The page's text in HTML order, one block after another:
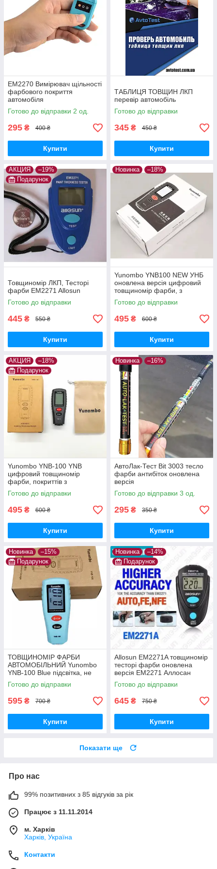
EM2270 Вимірювач щільності
фарбового покриття
автомобіля
Готово до відправки 2 од.
295 ₴ 400 ₴
Купити
ТАБЛИЦЯ ТОВЩИН ЛКП
перевір автомобіль
Готово до відправки
345 ₴ 450 ₴
Купити
АКЦИЯ
–19%
Подарунок
Товщиномір ЛКП, Тесторі
фарби EM2271 Allosun
Готово до відправки
445 ₴ 550 ₴
Купити
Новинка –18%
Yunombo YNB100 NEW УНБ
оновлена версія цифровий
товщиномір фарби, з
підсвічуванням, не вимагає
калібрування
Готово до відправки
495 ₴ 600 ₴
Купити
АКЦИЯ
–18%
Подарунок
Yunombo YNB-100 YNB
цифровий товщиномір
фарби, покриттів з
підсвічуванням, не вимагає
калібрування
Готово до відправки
495 ₴ 600 ₴
Купити
Новинка –16%
АвтоЛак-Тест Bit 3003 тесло
фарби антибіток оновлена
версія
Готово до відправки 3 од.
295 ₴ 350 ₴
Купити
Новинка
–15%
Подарунок
ТОВЩИНОМІР ФАРБИ
АВТОМОБІЛЬНИЙ Yunombo
YNB-100 Blue підсвітка, не
потребує калібрування
Готово до відправки
595 ₴ 700 ₴
Купити
Новинка
–14%
Подарунок
Allosun EM2271A товщиномір
тесторі фарби оновлена
версія ЕМ2271 Аллосан
Готово до відправки
645 ₴ 750 ₴
Купити
Показати ще
Про нас
99% позитивних з 85 відгуків за рік
Працює з 11.11.2014
м. Харків
Харків, Україна
Контакти